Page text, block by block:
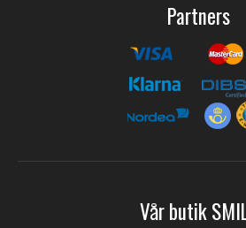
Partners
Vår butik